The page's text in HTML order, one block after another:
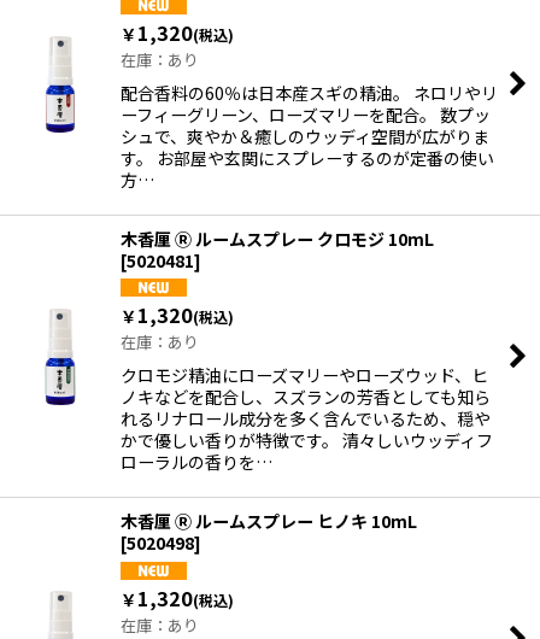
￥ 1,320(税込)
在庫：あり
配合香料の60％は日本産スギの精油。 ネロリやリ
ーフィーグリーン、ローズマリーを配合。 数プッ
シュで、爽やか＆癒しのウッディ空間が広がりま
す。 お部屋や玄関にスプレーするのが定番の使い
方…
木香厘 Ⓡ ルームスプレー クロモジ 10mL
[5020481]
￥ 1,320(税込)
在庫：あり
クロモジ精油にローズマリーやローズウッド、ヒ
ノキなどを配合し、スズランの芳香としても知ら
れるリナロール成分を多く含んでいるため、穏や
かで優しい香りが特徴です。 清々しいウッディフ
ローラルの香りを…
木香厘 Ⓡ ルームスプレー ヒノキ 10mL
[5020498]
￥ 1,320(税込)
在庫：あり